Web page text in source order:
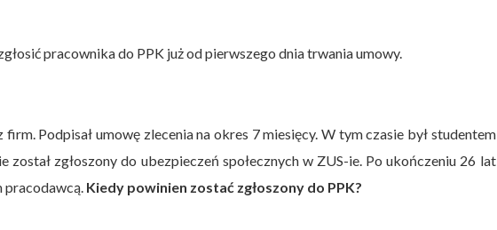
pracownika do PPK już od pierwszego dnia trwania umowy.
firm. Podpisał umowę zlecenia na okres 7 miesięcy. W tym czasie był studentem
zgłoszony do ubezpieczeń społecznych w ZUS-ie. Po ukończeniu 26 lat
pracodawcą. Kiedy powinien zostać zgłoszony do PPK?